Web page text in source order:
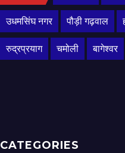
उधमसिंघ नगर पौड़ी गढ़वाल
रुद्रप्रयाग चमोली बागेश्वर
CATEGORIES